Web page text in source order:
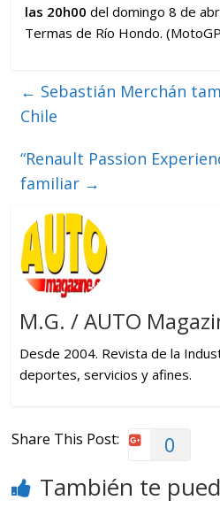
las 20h00 del domingo 8 de
Termas de Río Hondo.
← Sebastián Merchán
Chile
“Renault Passion
familiar →
M.G. / AUTO
Desde 2004. Revista de la
deportes, servicios y afines.
Share This Post: 0
También te